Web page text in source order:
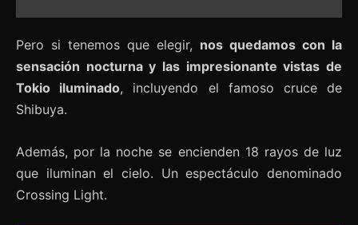
Pero si tenemos que elegir, nos quedamos con la
sensación nocturna y las impresionante vistas de
Tokio iluminado, incluyendo el famoso cruce de
Shibuya.
Además, por la noche se encienden 18 rayos de luz
que iluminan el cielo. Un espectáculo denominado
Crossing Light.